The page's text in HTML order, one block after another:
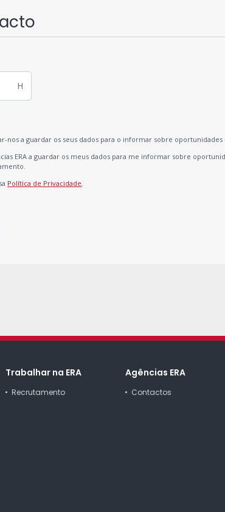
H
nos a guardar os seus dados para o informar sobre oportunidades
ERA a guardar os meus dados para me informar sobre
Política de Privacidade.
Trabalhar na ERA
Recrutamento
Agências ERA
Contactos